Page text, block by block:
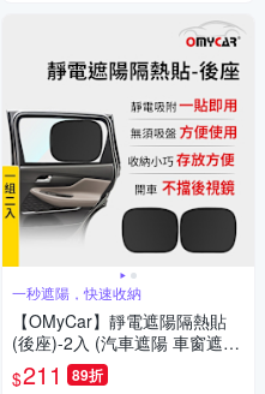
一秒遮陽，快速收納
【OMyCar】靜電遮陽隔熱貼
(後座)-2入 (汽車遮陽 車窗遮陽
防曬遮光)
$211 89折